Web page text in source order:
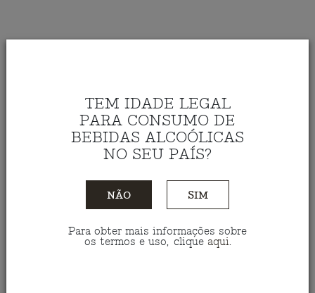
Vinho Branco Malhadinha
TEM IDADE LEGAL
PARA CONSUMO DE
BEBIDAS ALCOÓLICAS
NO SEU PAÍS?
NÃO SIM
Para obter mais informações sobre
os termos e uso, clique aqui.